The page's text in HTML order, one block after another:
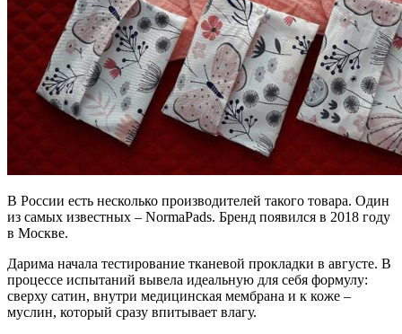
В России есть несколько производителей такого товара. Один
из самых известных – NormaPads. Бренд появился в 2018 году
в Москве.
Дарима начала тестирование тканевой прокладки в августе. В
процессе испытаний вывела идеальную для себя формулу:
сверху сатин, внутри медицинская мембрана и к коже –
муслин, который сразу впитывает влагу.